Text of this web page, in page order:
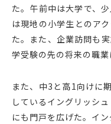
た。午前中は大学で、
は現地の小学生とのア
た。また、企業訪問も
学受験の先の将来の職業
また、中3と高1向けに
しているイングリッシ
にも門戸を広げた。イ